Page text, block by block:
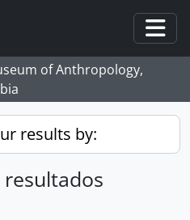
of Anthropology,
results by: